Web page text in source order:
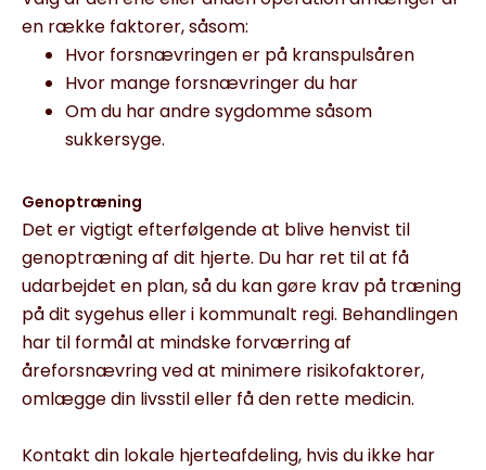
en række faktorer, såsom:
Hvor forsnævringen er på kranspulsåren
Hvor mange forsnævringer du har
Om du har andre sygdomme såsom
sukkersyge.
Genoptræning
Det er vigtigt efterfølgende at blive henvist til
genoptræning af dit hjerte. Du har ret til at få
udarbejdet en plan, så du kan gøre krav på træning
på dit sygehus eller i kommunalt regi. Behandlingen
har til formål at mindske forværring af
åreforsnævring ved at minimere risikofaktorer,
omlægge din livsstil eller få den rette medicin.
Kontakt din lokale hjerteafdeling, hvis du ikke har